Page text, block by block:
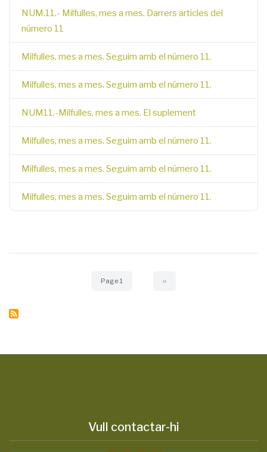
NUM.11.- Milfulles, mes a mes. Darrers articles del
número 11
Milfulles, mes a mes. Seguim amb el número 11.
Milfulles, mes a mes. Seguim amb el número 11.
NUM11.-Milfulles, mes a mes. El suplement
Milfulles, mes a mes. Seguim amb el número 11.
Milfulles, mes a mes. Seguim amb el número 11.
Milfulles, mes a mes. Seguim amb el número 11.
Page 1 Next
››
Vull contactar-hi